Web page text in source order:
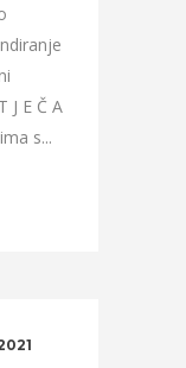
J E Č A
s...